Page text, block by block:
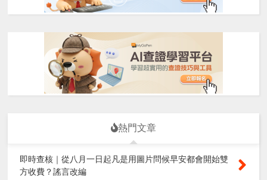
熱門文章
即時查核｜從八月一日起凡是用圖片問候早安都會開始雙
方收費？謠言改編